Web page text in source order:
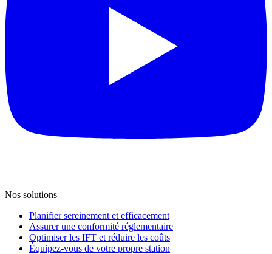
Nos solutions
Planifier sereinement et efficacement
Assurer une conformité réglementaire
Optimiser les IFT et réduire les coûts
Équipez-vous de votre propre station